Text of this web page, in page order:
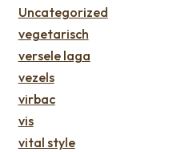
Uncategorized
vegetarisch
versele laga
vezels
virbac
vis
vital style